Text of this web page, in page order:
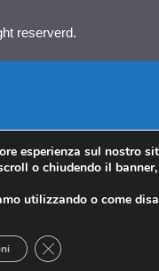
reserverd.
esperienza sul nostro
o chiudendo il
utilizzando o come
CLOSE GDPR